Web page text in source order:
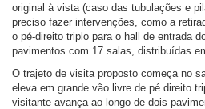
original à vista (caso das tubulações e
preciso fazer intervenções, como a
o pé-direito triplo para o hall de entrada
pavimentos com 17 salas, distribuídas
O trajeto de visita proposto começa no
eleva em grande vão livre de pé direito
visitante avança ao longo de dois